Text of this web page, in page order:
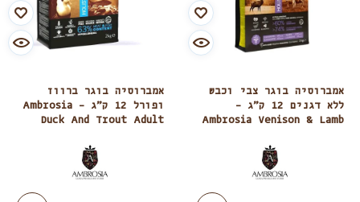
אמברוסיה בוגר צבי וכבש
ללא דגנים 12 ק”ג –
Ambrosia Venison & Lamb
אמברוסיה בוגר ברווז
ופורל 12 ק”ג – Ambrosia
Duck And Trout Adult